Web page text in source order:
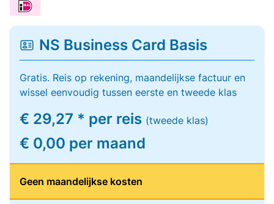
NS Business Card Basis
Gratis. Reis op rekening, maandelijkse factuur en
wissel eenvoudig tussen eerste en tweede klas
€ 29,27 * per reis (tweede klas)
€ 0,00 per maand
Geen maandelijkse kosten